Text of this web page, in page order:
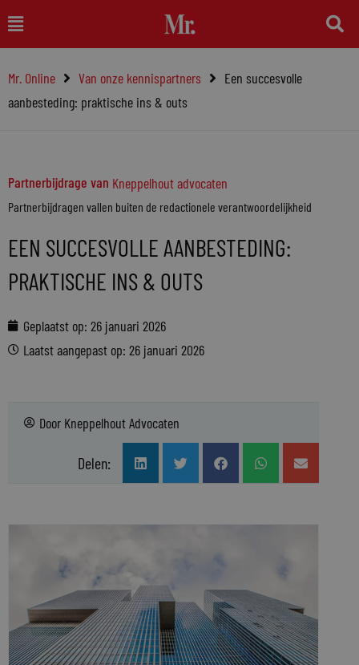
naar
inhoud
Main
Menu
Mr. Online Van onze kennispartners
Een succesvolle
aanbesteding: praktische ins & outs
Partnerbijdrage van Kneppelhout advocaten
Partnerbijdragen vallen buiten de redactionele verantwoordelijkheid
EEN SUCCESVOLLE AANBESTEDING:
PRAKTISCHE INS & OUTS
Geplaatst op: 26 januari 2026
Laatst aangepast op: 26 januari 2026
Door Kneppelhout Advocaten
Delen: